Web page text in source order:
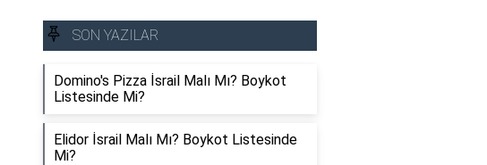
SON YAZILAR
Domino's Pizza İsrail Malı Mı? Boykot
Listesinde Mi?
Elidor İsrail Malı Mı? Boykot Listesinde
Mi?